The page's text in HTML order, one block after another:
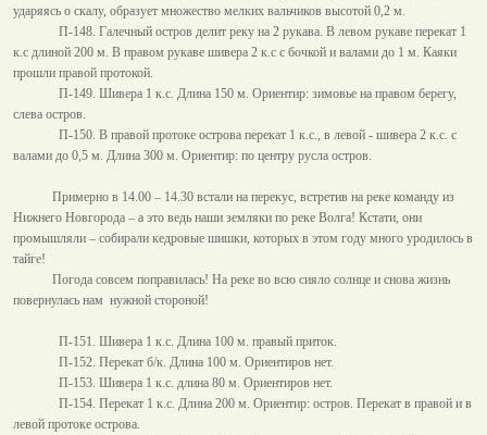
ударяясь о скалу, образует множество мелких вальчиков высотой 0,2 м.
П-148. Галечный остров делит реку на 2 рукава. В левом рукаве перекат 1
к.с длиной 200 м. В правом рукаве шивера 2 к.с с бочкой и валами до 1 м. Каяки
прошли правой протокой.
П-149. Шивера 1 к.с. Длина 150 м. Ориентир: зимовье на правом берегу,
слева остров.
П-150. В правой протоке острова перекат 1 к.с., в левой - шивера 2 к.с. с
валами до 0,5 м. Длина 300 м. Ориентир: по центру русла остров.
Примерно в 14.00 – 14.30 встали на перекус, встретив на реке команду из
Нижнего Новгорода – а это ведь наши земляки по реке Волга! Кстати, они
промышляли – собирали кедровые шишки, которых в этом году много уродилось в
тайге!
Погода совсем поправилась! На реке во всю сияло солнце и снова жизнь
повернулась нам нужной стороной!
П-151. Шивера 1 к.с. Длина 100 м. правый приток.
П-152. Перекат б/к. Длина 100 м. Ориентиров нет.
П-153. Шивера 1 к.с. длина 80 м. Ориентиров нет.
П-154. Перекат 1 к.с. Длина 200 м. Ориентир: остров. Перекат в правой и в
левой протоке острова.